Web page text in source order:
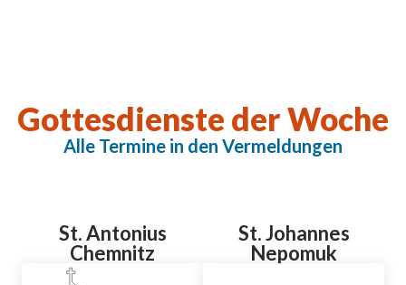
Gottesdienste der Woche
Alle Termine in den Vermeldungen
St. Antonius
Chemnitz
St. Johannes
Nepomuk